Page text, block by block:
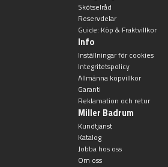
Sminkspeglar
Speglar utan belysning
Toalettborstset
Handtag & knoppar
Skötselråd
Reservdelar
Guide: Köp & Fraktvillkor
Info
Inställningar för cookies
Integritetspolicy
Allmänna köpvillkor
Garanti
Reklamation och retur
Miller Badrum
Kundtjänst
Katalog
Jobba hos oss
Om oss